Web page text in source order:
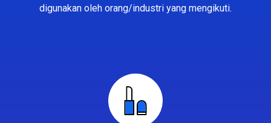
digunakan oleh orang/industri yang mengikuti.